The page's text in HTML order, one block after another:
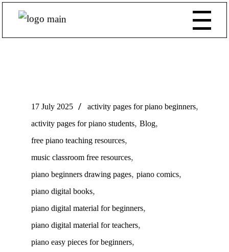
17 July 2025 activity pages for piano beginners,
activity pages for piano students,Blog,
free piano teaching resources,
music classroom free resources,
piano beginners drawing pages,piano comics,
piano digital books,
piano digital material for beginners,
piano digital material for teachers,
piano easy pieces for beginners,